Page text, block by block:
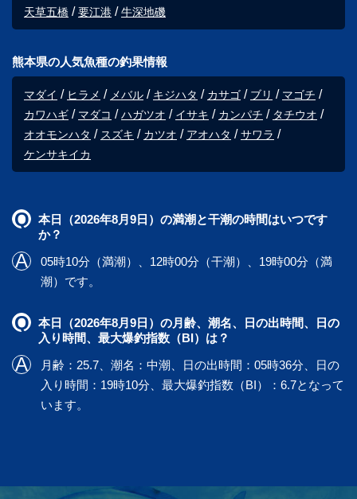
天草五橋
要江港 牛深地磯
熊本県の人気魚種の釣果情報
マダイ ヒラメ メバル キジハタ カサゴ ブリ
マゴチ
カワハギ
マダコ ハガツオ イサキ カンパチ
タチウオ
オオモンハタ
スズキ カツオ アオハタ
サワラ
ケンサキイカ
本日（2026年8月9日）の満潮と干潮の時間はいつです
か？
05時10分（満潮）、12時00分（干潮）、19時00分（満
潮）です。
本日（2026年8月9日）の月齢、潮名、日の出時間、日の
入り時間、最大爆釣指数（BI）は？
月齢：25.7、潮名：中潮、日の出時間：05時36分、日の
入り時間：19時10分、最大爆釣指数（BI）：6.7となって
います。